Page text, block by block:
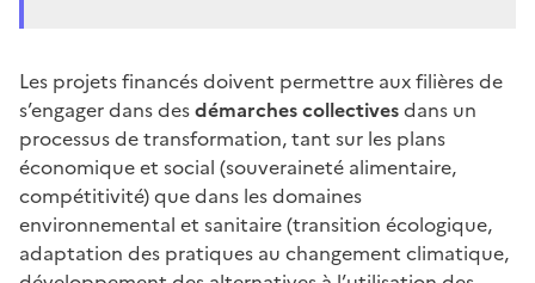
Les projets financés doivent permettre aux filières de
s’engager dans desdémarches collectivesdans un
processus de transformation, tant sur les plans
économique et social (souveraineté alimentaire,
compétitivité) que dans les domaines
environnemental et sanitaire (transition écologique,
adaptation des pratiques au changement climatique,